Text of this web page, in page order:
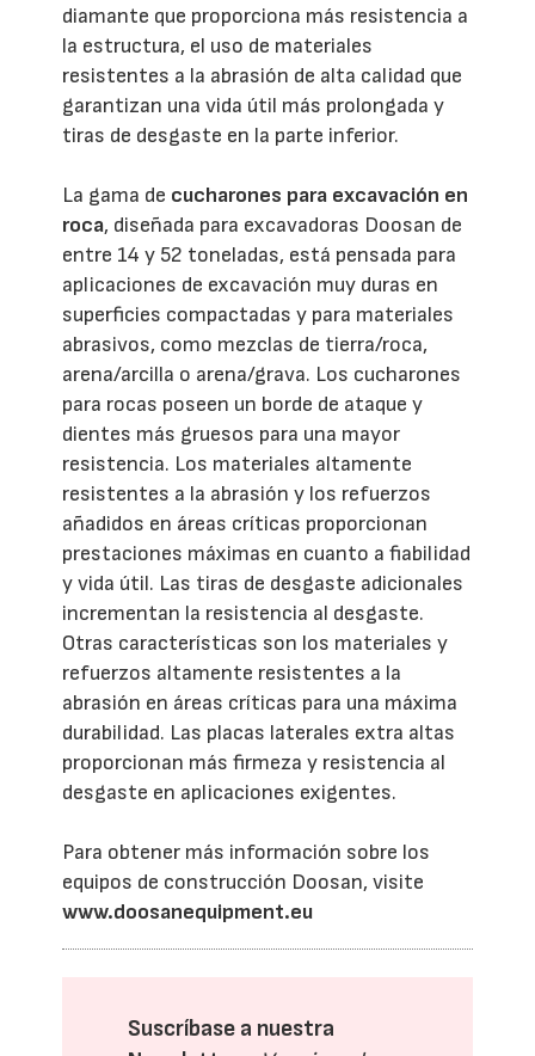
diamante que proporciona más resistencia a
la estructura, el uso de materiales
resistentes a la abrasión de alta calidad que
garantizan una vida útil más prolongada y
tiras de desgaste en la parte inferior.
La gama de cucharones para excavación en
roca, diseñada para excavadoras Doosan de
entre 14 y 52 toneladas, está pensada para
aplicaciones de excavación muy duras en
superficies compactadas y para materiales
abrasivos, como mezclas de tierra/roca,
arena/arcilla o arena/grava. Los cucharones
para rocas poseen un borde de ataque y
dientes más gruesos para una mayor
resistencia. Los materiales altamente
resistentes a la abrasión y los refuerzos
añadidos en áreas críticas proporcionan
prestaciones máximas en cuanto a fiabilidad
y vida útil. Las tiras de desgaste adicionales
incrementan la resistencia al desgaste.
Otras características son los materiales y
refuerzos altamente resistentes a la
abrasión en áreas críticas para una máxima
durabilidad. Las placas laterales extra altas
proporcionan más firmeza y resistencia al
desgaste en aplicaciones exigentes.
Para obtener más información sobre los
equipos de construcción Doosan, visite
www.doosanequipment.eu
Suscríbase a nuestra